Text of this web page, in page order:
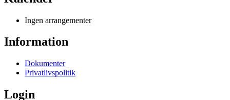
Ingen arrangementer
Information
Dokumenter
Privatlivspolitik
Login